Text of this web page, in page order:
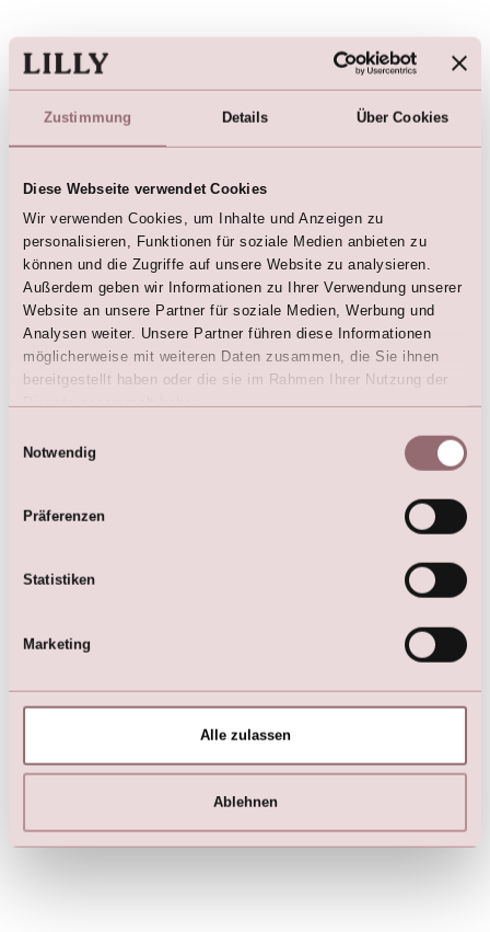
Zustimmung Details Über Cookies
Diese Webseite verwendet Cookies
Wir verwenden Cookies, um Inhalte und Anzeigen zu
personalisieren, Funktionen für soziale Medien anbieten zu
können und die Zugriffe auf unsere Website zu analysieren.
Außerdem geben wir Informationen zu Ihrer Verwendung unserer
Website an unsere Partner für soziale Medien, Werbung und
Analysen weiter. Unsere Partner führen diese Informationen
möglicherweise mit weiteren Daten zusammen, die Sie ihnen
bereitgestellt haben oder die sie im Rahmen Ihrer Nutzung der
Notwendig
Präferenzen
Statistiken
Marketing
Alle zulassen
Ablehnen
Hier sind die Favoriten
Biker Jacke (Creme) Lange Brautcape
Glitzer Blumenkinder Kleid
120,00